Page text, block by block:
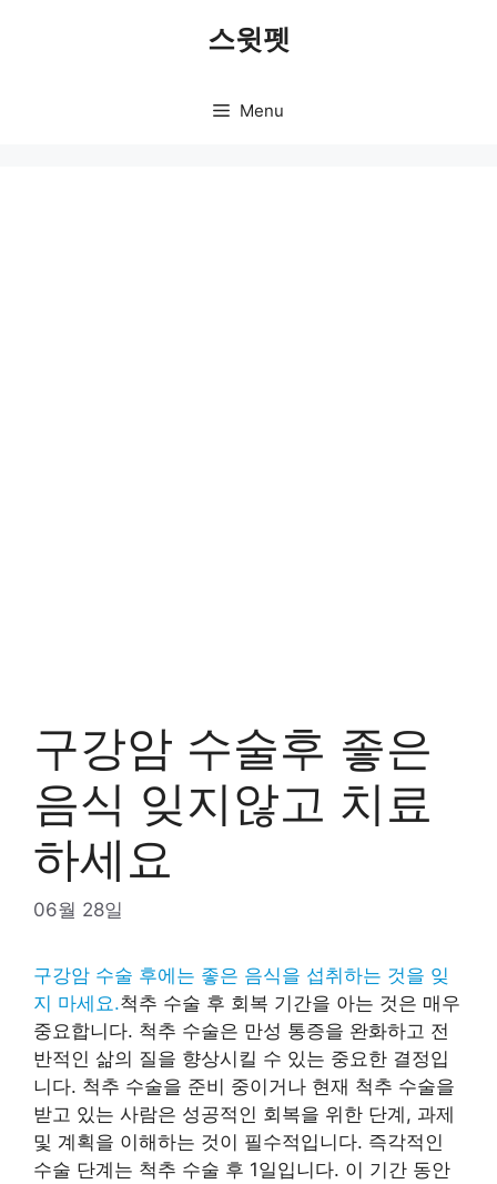
스윗펫
Menu
구강암 수술후 좋은
음식 잊지않고 치료
하세요
06월 28일
구강암 수술 후에는 좋은 음식을 섭취하는 것을 잊
지 마세요.척추 수술 후 회복 기간을 아는 것은 매우
중요합니다. 척추 수술은 만성 통증을 완화하고 전
반적인 삶의 질을 향상시킬 수 있는 중요한 결정입
니다. 척추 수술을 준비 중이거나 현재 척추 수술을
받고 있는 사람은 성공적인 회복을 위한 단계, 과제
및 계획을 이해하는 것이 필수적입니다. 즉각적인
수술 단계는 척추 수술 후 1일입니다. 이 기간 동안